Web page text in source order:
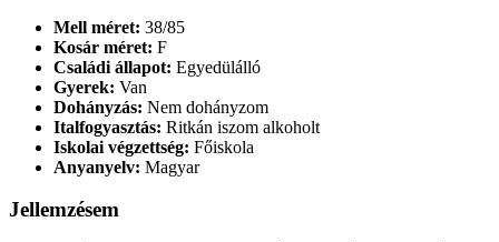
Mell méret: 38/85
Kosár méret: F
Családi állapot: Egyedülálló
Gyerek: Van
Dohányzás: Nem dohányzom
Italfogyasztás: Ritkán iszom alkoholt
Iskolai végzettség: Főiskola
Anyanyelv: Magyar
Jellemzésem